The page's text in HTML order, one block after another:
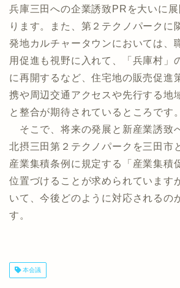
兵庫三田への企業誘致PRを大いに
ります。また、第２テクノパークに
発地カルチャータウンにおいては、
用促進も視野に入れて、「兵庫村」
に再開するなど、住宅地の販売促進
携や周辺交通アクセスや先行する地
と整合が期待されているところです。
そこで、将来の発展と新産業誘致
北摂三田第２テクノパークを三田市
産業集積条例に規定する「産業集積
位置づけることが求められています
いて、今後どのように対応されるの
す。
本会議